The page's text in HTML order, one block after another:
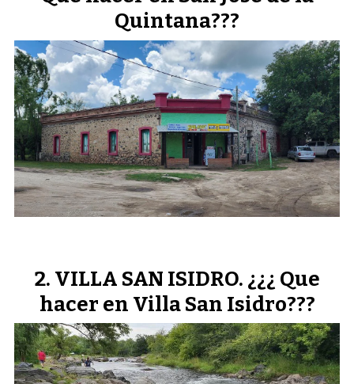
Quintana???
VILLA SAN ISIDRO. ¿¿¿ Que
hacer en Villa San Isidro???